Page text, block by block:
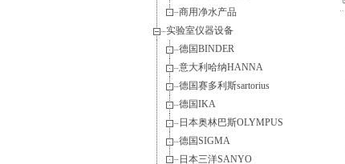
商用净水产品
实验室仪器设备
德国BINDER
意大利哈纳HANNA
德国赛多利斯sartorius
德国IKA
日本奥林巴斯OLYMPUS
德国SIGMA
日本三洋SANYO